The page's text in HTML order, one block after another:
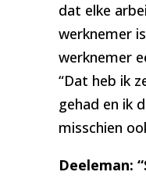
dat elke
werknemer
werknemer
“Dat heb ik
gehad en ik
misschien
Deeleman: